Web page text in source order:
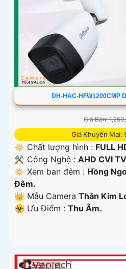
DH-HAC-HFW1200CMP
Giá Bán:
Giá Khuyến Mại:
🔅 Chất lượng hình : FULL
⚒ Công Nghệ : AHD CVI
🔅 Xem ban đêm : Hồng
Đêm.
👑 Mẫu Camera Thân Kim
️☣️ Ưu Điểm : Thu Âm.